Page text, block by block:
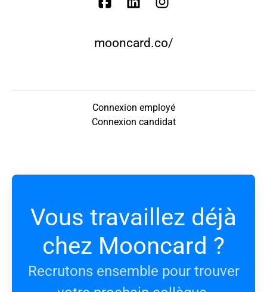
mooncard.co/
Connexion employé
Connexion candidat
Vous travaillez déjà
chez Mooncard ?
Recrutons ensemble pour trouver